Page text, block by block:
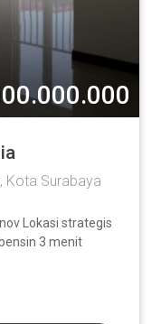
Kota Surabaya
Lokasi strategis
3 menit